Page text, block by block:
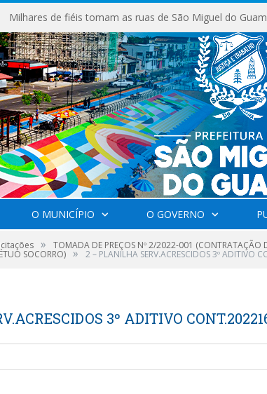
O MUNICÍPIO O GOVERNO
» TOMADA DE PREÇOS Nº 2/2022-001 (CONTRATAÇÃO
SOCORRO) » 2 – PLANILHA SERV.ACRESCIDOS 3º ADITIVO
3º ADITIVO